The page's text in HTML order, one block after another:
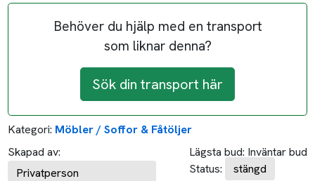
Behöver du hjälp med en transport
som liknar denna?
Sök din transport här
Kategori: Möbler / Soffor & Fåtöljer
Skapad av:
Privatperson
Lägsta bud: Inväntar bud
Status:
stängd